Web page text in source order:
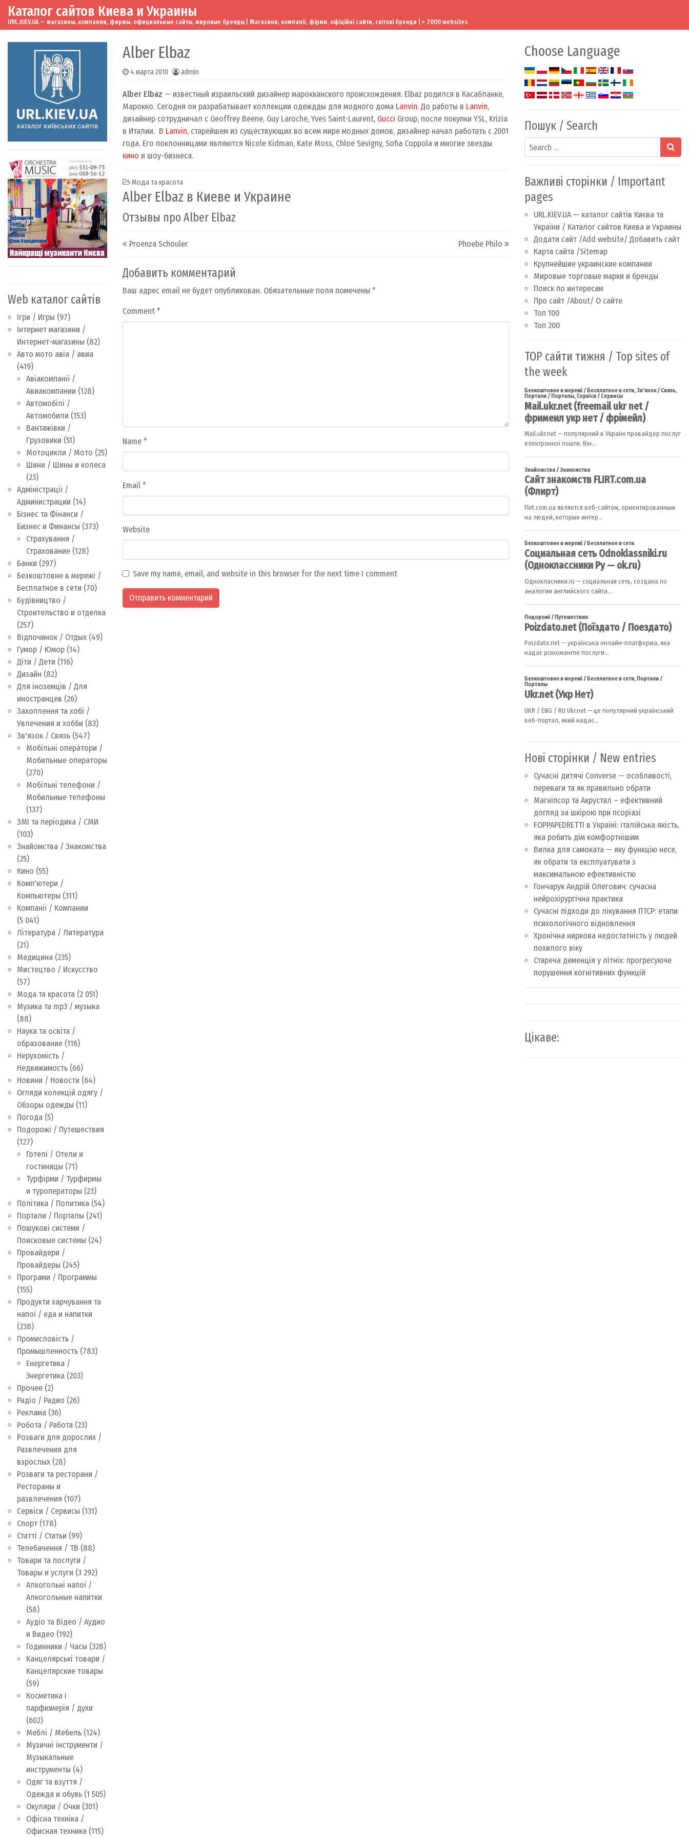
Skip to content
Main Navigation
Каталог сайтов Киева и Украины
URL.KIEV.UA — магазины, компании, фирмы, официальные сайты, мировые бренды | Магазини, компанії, фірми, офіційні сайти, світові бренди | > 7000 websites
Web каталог сайтів
Ігри / Игры (97)
Інтернет магазини /
Интернет-магазины (82)
Авто мото авіа / авиа
(419)
Авіакомпанії /
Авиакомпании (128)
Автомобілі /
Автомобили (153)
Вантажівки /
Грузовики (51)
Мотоцикли / Мото (25)
Шини / Шины и колеса
(23)
Адміністрації /
Администрации (14)
Бізнес та Фінанси /
Бизнес и Финансы (373)
Страхування /
Страхование (128)
Банки (297)
Безкоштовне в мережі /
Бесплатное в сети (70)
Будівництво /
Строительство и отделка
(257)
Відпочинок / Отдых (49)
Гумор / Юмор (14)
Діти / Дети (116)
Дизайн (82)
Для іноземців / Для
иностранцев (26)
Захоплення та хобі /
Увлечения и хобби (83)
Зв'язок / Связь (547)
Мобільні оператори /
Мобильные операторы
(270)
Мобільні телефони /
Мобильные телефоны
(137)
ЗМІ та періодика / СМИ
(103)
Знайомства / Знакомства
(25)
Кино (55)
Комп'ютери /
Компьютеры (311)
Компанії / Компании
(5 041)
Література / Литература
(21)
Медицина (235)
Мистецтво / Искусство
(57)
Мода та красота (2 051)
Музика та mp3 / музыка
(88)
Наука та освіта /
образование (116)
Нерухомість /
Недвижимость (66)
Новини / Новости (64)
Огляди колекцій одягу /
Обзоры одежды (11)
Погода (5)
Подорожі / Путешествия
(127)
Готелі / Отели и
гостиницы (71)
Турфірми / Турфирмы
и туроператоры (23)
Політика / Политика (54)
Портали / Порталы (241)
Пошукові системи /
Поисковые системы (24)
Провайдери /
Провайдеры (245)
Програми / Программы
(155)
Продукти харчування та
напої / еда и напитки
(238)
Промисловість /
Промышленность (783)
Енергетика /
Энергетика (203)
Прочее (2)
Радіо / Радио (26)
Реклама (36)
Робота / Работа (23)
Розваги для дорослих /
Развлечения для
взрослых (28)
Розваги та ресторани /
Рестораны и
развлечения (107)
Сервіси / Сервисы (131)
Спорт (178)
Статті / Статьи (99)
Телебачення / ТВ (88)
Товари та послуги /
Товары и услуги (3 292)
Алкогольні напої /
Алкогольные напитки
(58)
Аудіо та Відео / Аудио
и Видео (192)
Годинники / Часы (328)
Канцелярські товари /
Канцелярские товары
(59)
Косметика і
парфюмерія / духи
(602)
Меблі / Мебель (124)
Музичні інструменти /
Музыкальные
инструменты (4)
Одяг та взуття /
Одежда и обувь (1 505)
Окуляри / Очки (301)
Офісна техніка /
Офисная техника (115)
Alber Elbaz
4 марта 2010 admin
Alber Elbaz — известный израильский дизайнер марокканского происхождения. Elbaz родился в Касабланке,
Марокко. Сегодня он разрабатывает коллекции одеждды для модного дома Lanvin. До работы в Lanvin,
дизайнер сотрудничал с Geoffrey Beene, Guy Laroche, Yves Saint-Laurent, Gucci Group, после покупки YSL, Krizia
в Италии. В Lanvin, старейшем из существующих во всем мире модных домов, дизайнер начал работать с 2001
года. Его поклонницами являются Nicole Kidman, Kate Moss, Chloe Sevigny, Sofia Coppola и многие звезды
кино и шоу-бизнеса.
Мода та красота
Alber Elbaz в Киеве и Украине
Отзывы про Alber Elbaz
Post navigation
Proenza Schouler Phoebe Philo
Добавить комментарий
Ваш адрес email не будет опубликован. Обязательные поля помечены *
Comment *
Name *
Email *
Website
Save my name, email, and website in this browser for the next time I comment
Choose Language
Пошук / Search
Search
Важливі сторінки / Important
pages
URL.KIEV.UA — каталог сайтів Києва та
України / Каталог сайтов Киева и Украины
Додати сайт /Add website/ Добавить сайт
Карта сайта /Sitemap
Крупнейшие украинские компании
Мировые торговые марки и бренды
Поиск по интересам
Про сайт /About/ О сайте
Топ 100
Топ 200
TOP сайти тижня / Top sites of
the week
Нові сторінки / New entries
Сучасні дитячі Converse — особливості,
переваги та як правильно обрати
Магніпсор та Акрустал – ефективний
догляд за шкірою при псоріазі
FOPPAPEDRETTI в Україні: італійська якість,
яка робить дім комфортнішим
Вилка для самоката — яку функцію несе,
як обрати та експлуатувати з
максимальною ефективністю
Гончарук Андрій Олегович: сучасна
нейрохірургічна практика
Сучасні підходи до лікування ПТСР: етапи
психологічного відновлення
Хронічна ниркова недостатність у людей
похилого віку
Стареча деменція у літніх: прогресуюче
порушення когнітивних функцій
Цікаве: